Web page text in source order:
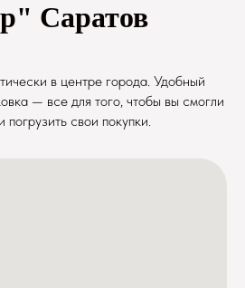
Саратов
в центре города. Удобный
— все для того, чтобы вы смогли
погрузить свои покупки.